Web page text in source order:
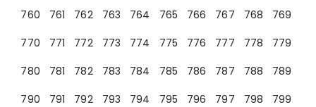
760
761 762 763 764 765 766 767 768
769
770
771 772 773 774 775 776 777 778
779
780
781 782 783 784 785 786 787 788
789
790
791 792 793 794 795 796 797 798
799